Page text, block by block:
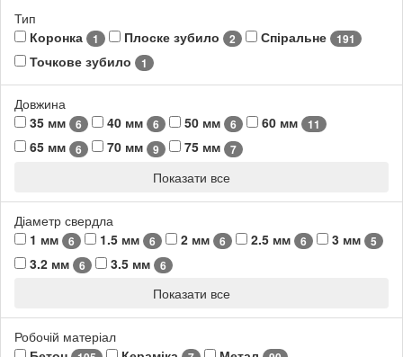
Тип
Коронка
1 Плоске зубило 2 Спіральне 191
Точкове зубило 1
Довжина
35 мм
6 40 мм 6 50 мм 6 60 мм 11
65 мм 6 70 мм 9 75 мм 7
Показати все
Діаметр свердла
1 мм
6 1.5 мм 6 2 мм 6 2.5 мм 6 3 мм 5
3.2 мм 6 3.5 мм 6
Показати все
Робочій матеріал